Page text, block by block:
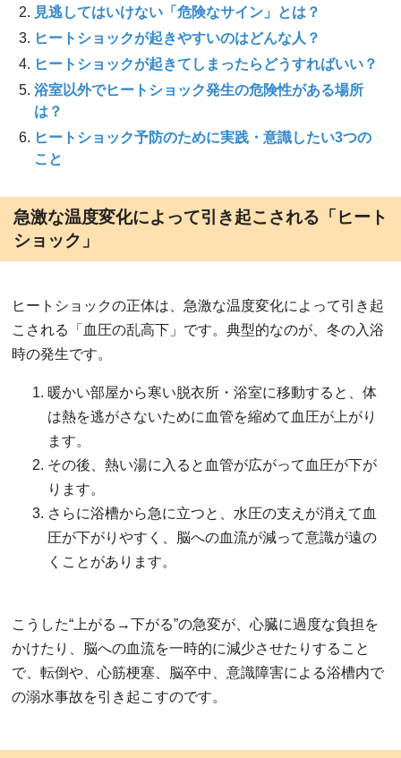
見逃してはいけない「危険なサイン」とは？
ヒートショックが起きやすいのはどんな人？
ヒートショックが起きてしまったらどうすればいい？
浴室以外でヒートショック発生の危険性がある場所
は？
ヒートショック予防のために実践・意識したい3つの
こと
急激な温度変化によって引き起こされる「ヒート
ショック」
ヒートショックの正体は、急激な温度変化によって引き起
こされる「血圧の乱高下」です。典型的なのが、冬の入浴
時の発生です。
暖かい部屋から寒い脱衣所・浴室に移動すると、体
は熱を逃がさないために血管を縮めて血圧が上がり
ます。
その後、熱い湯に入ると血管が広がって血圧が下が
ります。
さらに浴槽から急に立つと、水圧の支えが消えて血
圧が下がりやすく、脳への血流が減って意識が遠の
くことがあります。
こうした“上がる→下がる”の急変が、心臓に過度な負担を
かけたり、脳への血流を一時的に減少させたりすること
で、転倒や、心筋梗塞、脳卒中、意識障害による浴槽内で
の溺水事故を引き起こすのです。